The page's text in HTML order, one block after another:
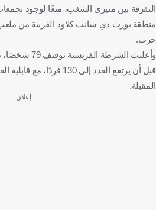
التفرقة بين مثيري الشغب، منعًا لوجود
منطقة بورت دي سانت كلاود القريبة من
حرب.
قبل أن يرتفع العدد إلى 130
المقبلة.
إعلان